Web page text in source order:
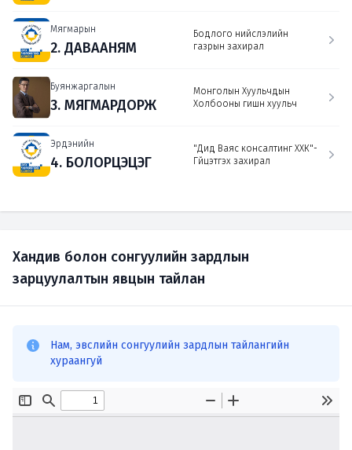
Мягмарын
2. ДАВААНЯМ
Бодлого нийслэлийн
газрын захирал
Буянжаргалын
3. МЯГМАРДОРЖ
Монголын Хуульчдын
Холбооны гишүүн хуульч
Эрдэнийн
4. БОЛОРЦЭЦЭГ
"Дид Ваяс консалтинг ХХК"-
Гүйцэтгэх захирал
Хандив болон сонгуулийн зардлын
зарцуулалтын явцын тайлан
Нам, эвслийн сонгуулийн зардлын тайлангийн
хураангуй